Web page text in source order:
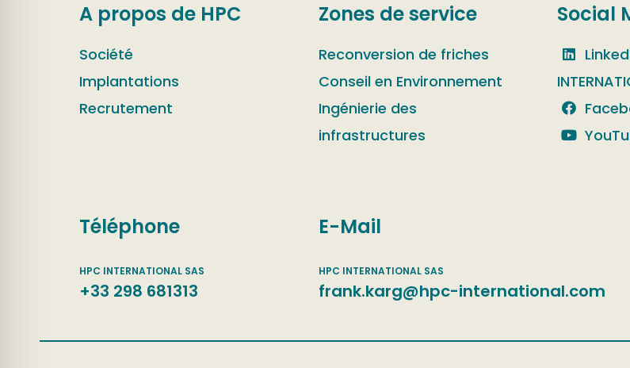
A propos de HPC
Société
Implantations
Recrutement
Zones de service
Reconversion de friches
Conseil en Environnement
Ingénierie des
infrastructures
Social
Téléphone
+33 298 681313
E-Mail
frank.karg@hpc-international.com